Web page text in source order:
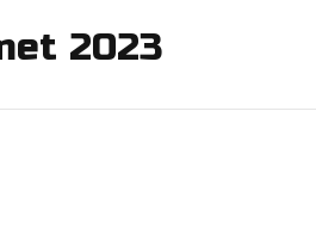
2023